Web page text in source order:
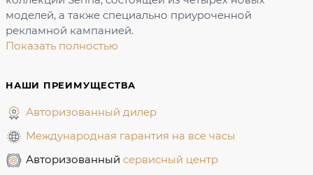
моделей, а также специально приуроченной
рекламной кампанией.
Показать полностью
НАШИ ПРЕИМУЩЕСТВА
Авторизованный дилер
Международная гарантия на все часы
Авторизованный сервисный центр